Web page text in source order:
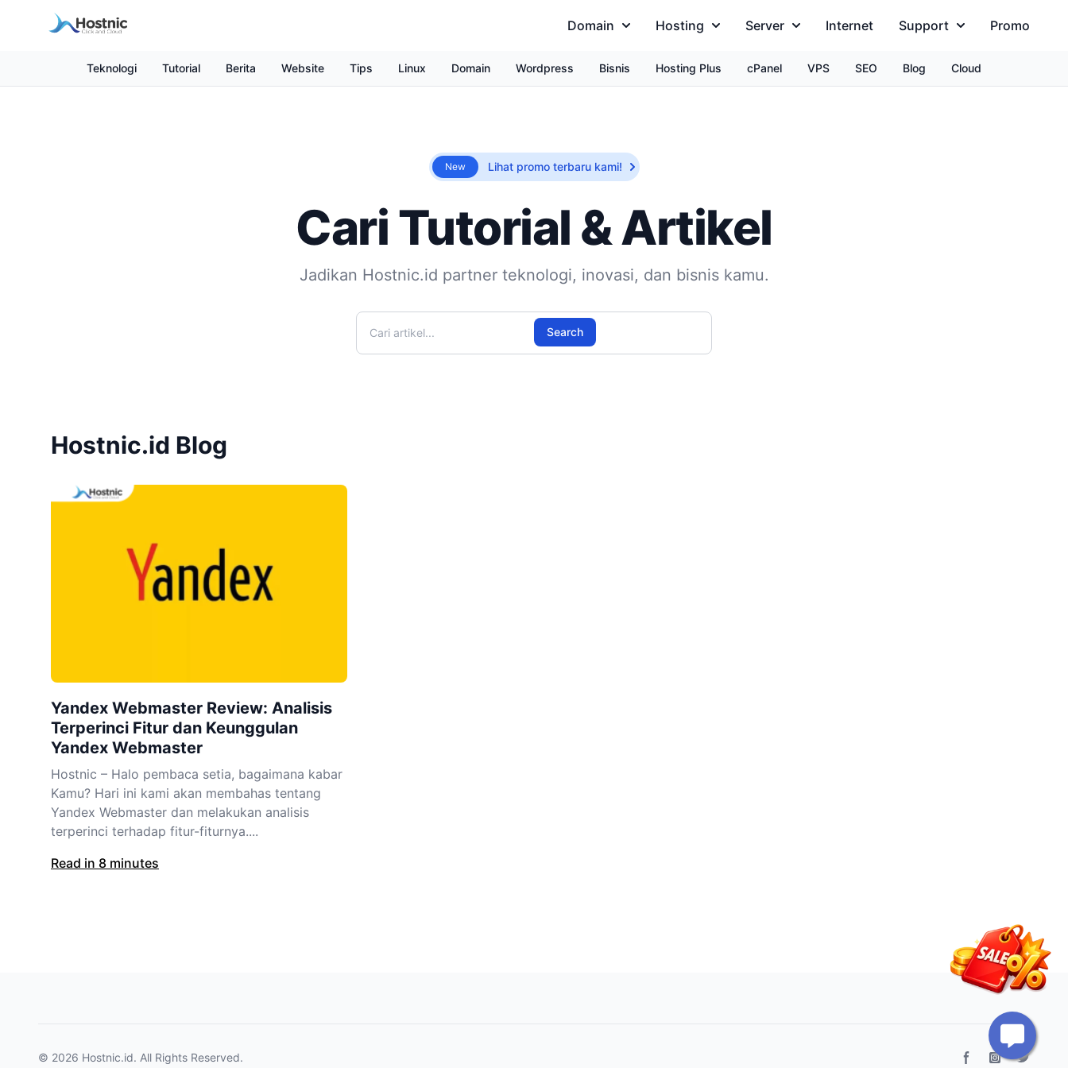
Domain Hosting Server Internet Support Promo
Teknologi Tutorial Berita Website Tips Linux Domain Wordpress Bisnis Hosting Plus cPanel VPS SEO Blog Cloud
New Lihat promo terbaru kami!
Cari Tutorial & Artikel
Jadikan Hostnic.id partner teknologi, inovasi, dan bisnis kamu.
Cari artikel
Search
Hostnic.id Blog
Yandex Webmaster Review: Analisis
Terperinci Fitur dan Keunggulan
Yandex Webmaster
Hostnic – Halo pembaca setia, bagaimana kabar
Kamu? Hari ini kami akan membahas tentang
Yandex Webmaster dan melakukan analisis
terperinci terhadap fitur-fiturnya....
Read in 8 minutes
© 2026 Hostnic.id. All Rights Reserved.